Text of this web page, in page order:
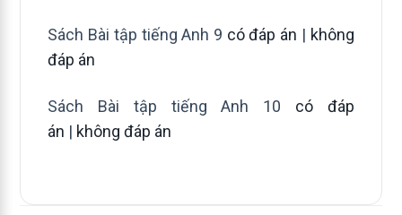
Sách Bài tập tiếng Anh 9 có đáp án | không
đáp án
Sách Bài tập tiếng Anh 10 có đáp
án | không đáp án